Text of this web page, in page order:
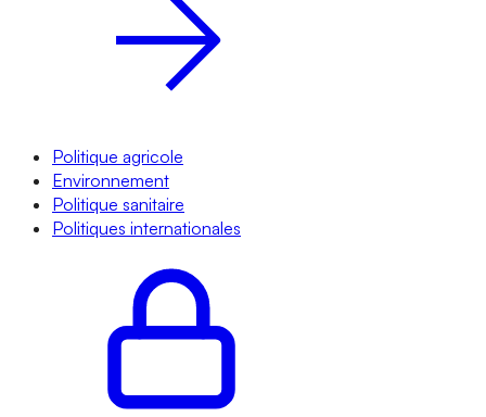
Politique agricole
Environnement
Politique sanitaire
Politiques internationales